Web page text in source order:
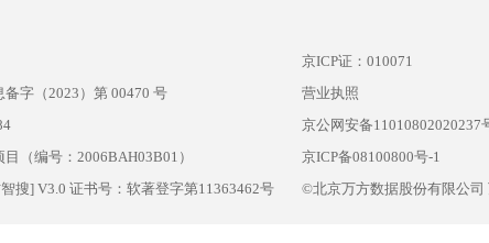
字（2023）第 00470 号
（编号：2006BAH03B01）
搜] V3.0 证书号：软著登字第11363462号
京ICP证：010071
营业执照
京公网安备11010802020237
京ICP备08100800号-1
©北京万方数据股份有限公司